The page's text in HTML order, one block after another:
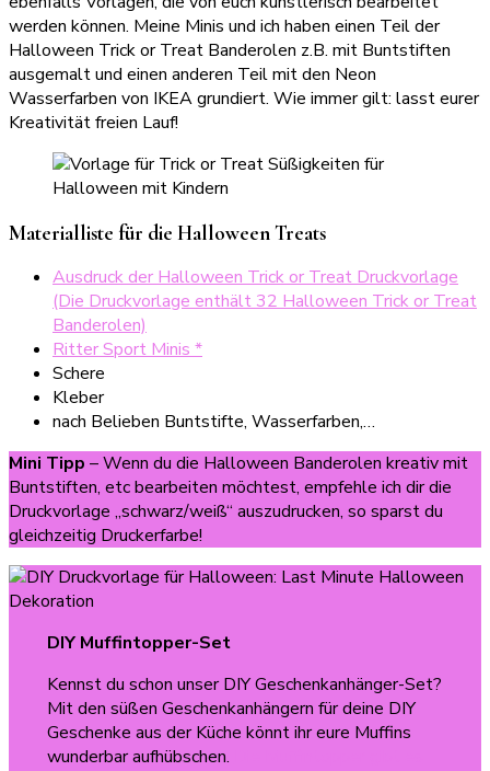
werden können. Meine Minis und ich haben einen Teil der
Halloween Trick or Treat Banderolen z.B. mit Buntstiften
ausgemalt und einen anderen Teil mit den Neon
Wasserfarben von IKEA grundiert. Wie immer gilt: lasst eurer
Kreativität freien Lauf!
Materialliste für die Halloween Treats
Ausdruck der Halloween Trick or Treat Druckvorlage
(Die Druckvorlage enthält 32 Halloween Trick or Treat
Banderolen)
Ritter Sport Minis *
Schere
Kleber
nach Belieben Buntstifte, Wasserfarben,…
Mini Tipp – Wenn du die Halloween Banderolen kreativ mit
Buntstiften, etc bearbeiten möchtest, empfehle ich dir die
Druckvorlage „schwarz/weiß“ auszudrucken, so sparst du
gleichzeitig Druckerfarbe!
DIY Muffintopper-Set
Kennst du schon unser DIY Geschenkanhänger-Set?
Mit den süßen Geschenkanhängern für deine DIY
Geschenke aus der Küche könnt ihr eure Muffins
wunderbar aufhübschen.